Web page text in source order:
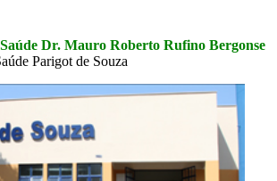
Dr. Mauro Roberto Rufino Bergonse
Parigot de Souza